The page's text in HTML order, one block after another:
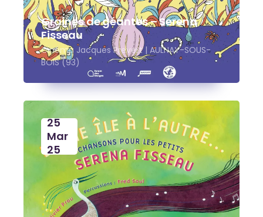
Graines de géantes – Serena
Fisseau
Cinéma Jacques Prevert | AULNAY-SOUS-
BOIS (93)
25
Mar
25